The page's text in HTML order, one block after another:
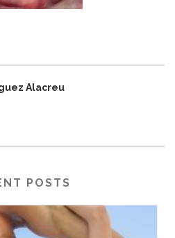
Alacreu
POSTS